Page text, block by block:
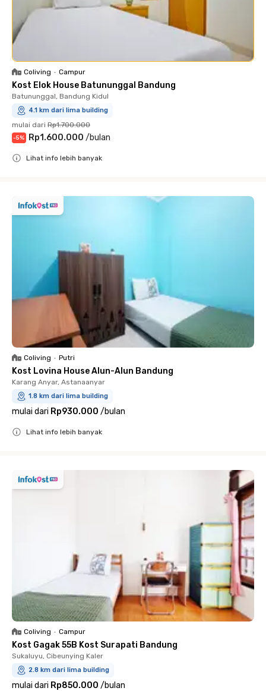
Coliving • Campur
Kost Elok House Batununggal Bandung
Batununggal, Bandung Kidul
4.1 km dari lima building
mulai dari Rp1.700.000
-5% Rp1.600.000 /bulan
Lihat info lebih banyak
Coliving • Putri
Kost Lovina House Alun-Alun Bandung
Karang Anyar, Astanaanyar
1.8 km dari lima building
mulai dari Rp930.000 /bulan
Lihat info lebih banyak
Coliving • Campur
Kost Gagak 55B Kost Surapati Bandung
Sukaluyu, Cibeunying Kaler
2.8 km dari lima building
mulai dari Rp850.000 /bulan